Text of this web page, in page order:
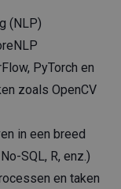
(NLP)
PyTorch en
zoals OpenCV
in een breed
SQL, R, enz.)
en taken